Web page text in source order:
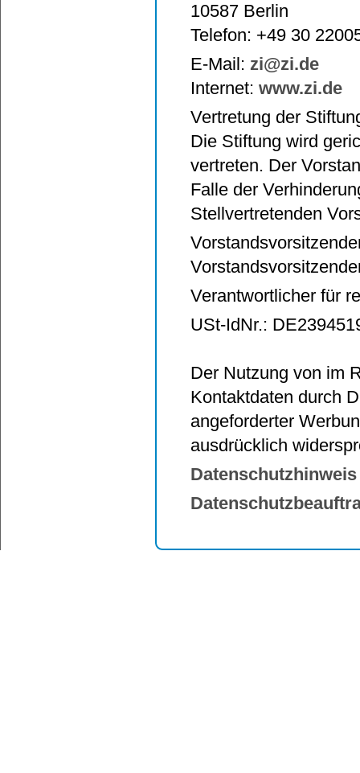
10587 Berlin
Telefon: +49 30
E-Mail: zi@zi.de
Internet:www.zi.de
Vertretung der
Die Stiftung wird
vertreten. Der
Falle der
Stellvertretenden
Verantwortlicher für
USt-IdNr.:
Der Nutzung von im
Kontaktdaten durch
angeforderter
ausdrücklich
Datenschutzhinweis